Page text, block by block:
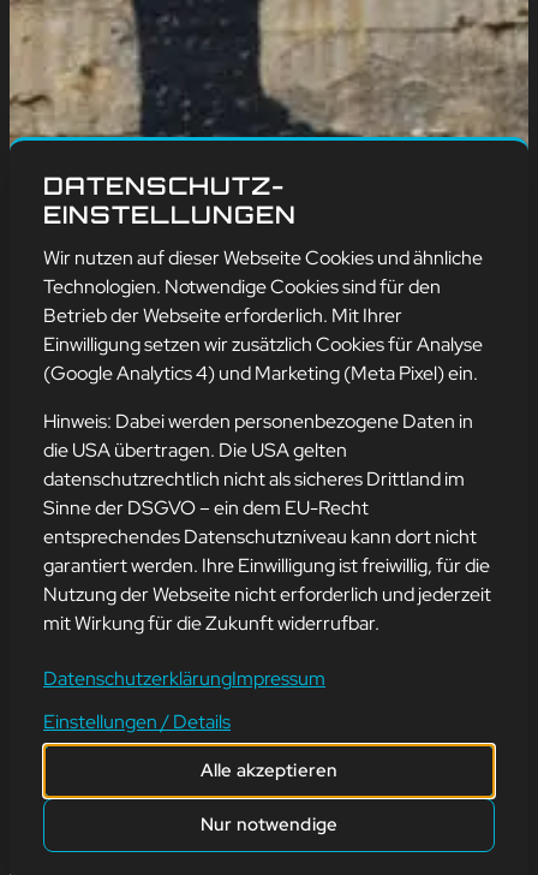
VALENTINSTAG 2024
14. Februar 2024
Liebe Community
Valentinstag von herzlichen Momenten, Liebe und Glück erfüllt
sein.
Genießt die Zeit mit euren Liebsten und nehmt euch einen
Moment, um euch selbst zu lieben. Ihr seid wundervoll, und wir
schätzen eure Liebe und Unterstützung.
Einen zauberhaften Valentinstag wünscht euch das gesamte Team
DATENSCHUTZ-
EINSTELLUNGEN
Wir nutzen auf dieser Webseite Cookies und ähnliche
Technologien. Notwendige Cookies sind für den
Betrieb der Webseite erforderlich. Mit Ihrer
Einwilligung setzen wir zusätzlich Cookies für Analyse
(Google Analytics 4) und Marketing (Meta Pixel) ein.
Hinweis: Dabei werden personenbezogene Daten in
die USA übertragen. Die USA gelten
datenschutzrechtlich nicht als sicheres Drittland im
Sinne der DSGVO – ein dem EU-Recht
entsprechendes Datenschutzniveau kann dort nicht
garantiert werden. Ihre Einwilligung ist freiwillig, für die
Nutzung der Webseite nicht erforderlich und jederzeit
mit Wirkung für die Zukunft widerrufbar.
DatenschutzerklärungImpressum
Einstellungen / Details
Nur notwendige
Alle akzeptieren